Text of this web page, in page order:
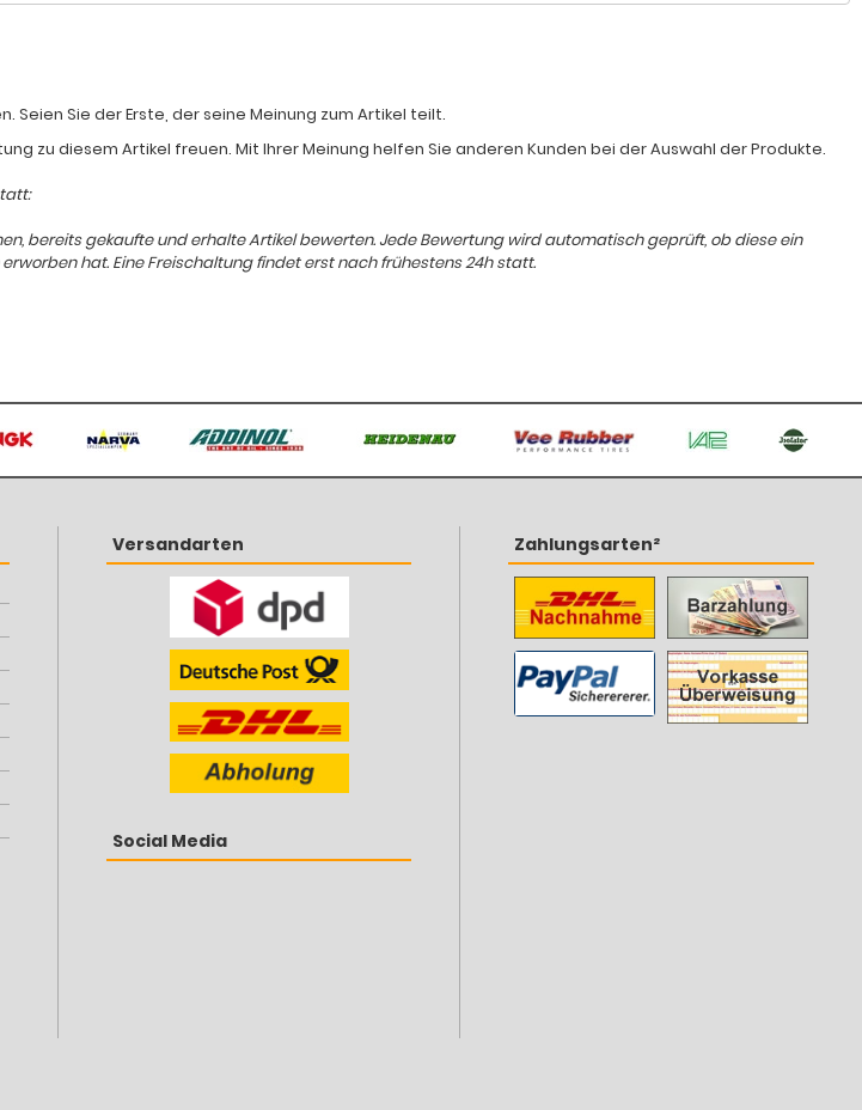
Sie der Erste, der seine Meinung zum Artikel teilt.
zu diesem Artikel freuen. Mit Ihrer Meinung helfen Sie anderen Kunden bei der Auswahl der Produkte.
bereits gekaufte und erhalte Artikel bewerten. Jede Bewertung wird automatisch geprüft, ob diese ein
hat. Eine Freischaltung findet erst nach frühestens 24h statt.
Versandarten
Social Media
Zahlungsarten²